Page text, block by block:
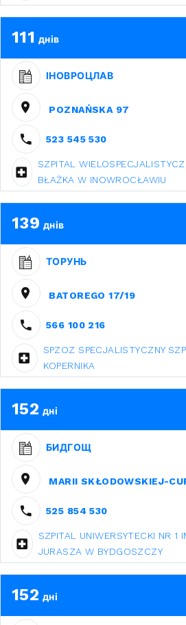
111 днів
ІНОВРОЦЛАВ
POZNAŃSKA 97
523 545 530
SZPITAL
BŁAŻKA W INOWROCŁAWIU
139 днів
ТОРУНЬ
BATOREGO 17/19
566 100 216
SPZOZ SPECJALISTYCZNY
KOPERNIKA
152 дні
БИДГОЩ
MARII SKŁODOWSKIEJ-
525 854 530
SZPITAL UNIWERSYTECKI NR 1
JURASZA W BYDGOSZCZY
152 дні